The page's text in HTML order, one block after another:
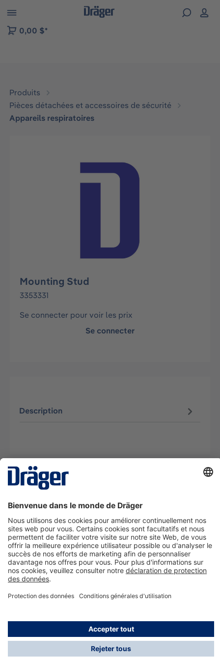
to B2B platform navigation
0,00 $*
Produits
Pièces détachées et accessoires de sécurité
Appareils respiratoires
Ignorer la galerie d'images
Mounting Stud
3353331
Se connecter pour voir les prix
Se connecter
Description
La technologie
Nous contacter
A propos de Dräger
Informations
*Les taxes et les frais d'expédition ne sont pas inclus
dans les prix indiqués, sauf mention contraire. Des frais